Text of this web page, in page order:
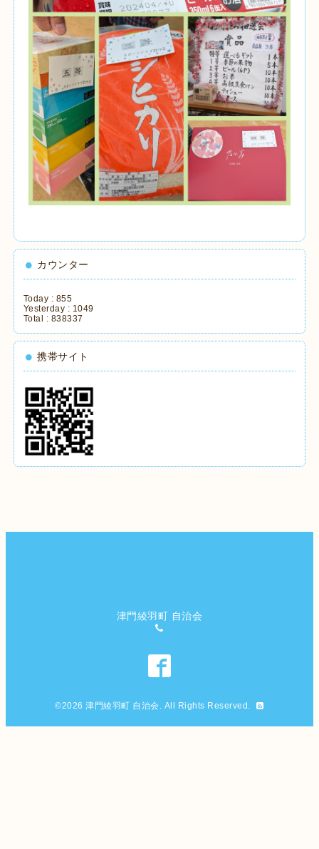
カウンター
Today : 855
Yesterday : 1049
Total : 838337
携帯サイト
津門綾羽町 自治会
©2026津門綾羽町 自治会. All Rights Reserved.